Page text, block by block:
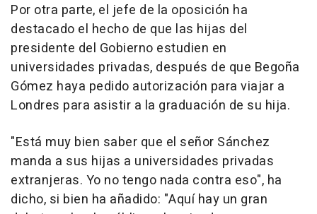
Por otra parte, el jefe de la oposición ha
destacado el hecho de que las hijas del
presidente del Gobierno estudien en
universidades privadas, después de que Begoña
Gómez haya pedido autorización para viajar a
Londres para asistir a la graduación de su hija.
"Está muy bien saber que el señor Sánchez
manda a sus hijas a universidades privadas
extranjeras. Yo no tengo nada contra eso", ha
dicho, si bien ha añadido: "Aquí hay un gran